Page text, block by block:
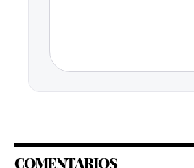
COMENTARIOS